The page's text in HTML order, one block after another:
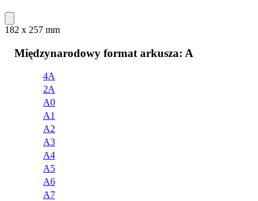
182 x 257 mm
Międzynarodowy format arkusza: A
4A
2A
A0
A1
A2
A3
A4
A5
A6
A7